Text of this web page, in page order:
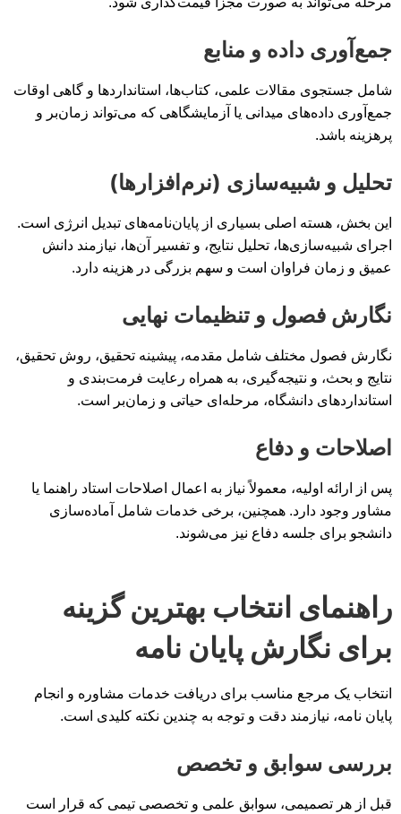
جمع‌آوری داده و منابع
شامل جستجوی مقالات علمی، کتاب‌ها، استانداردها و گاهی اوقات
جمع‌آوری داده‌های میدانی یا آزمایشگاهی که می‌تواند زمان‌بر و
پرهزینه باشد.
تحلیل و شبیه‌سازی (نرم‌افزارها)
این بخش، هسته اصلی بسیاری از پایان‌نامه‌های تبدیل انرژی است.
اجرای شبیه‌سازی‌ها، تحلیل نتایج، و تفسیر آن‌ها، نیازمند دانش
عمیق و زمان فراوان است و سهم بزرگی در هزینه دارد.
نگارش فصول و تنظیمات نهایی
نگارش فصول مختلف شامل مقدمه، پیشینه تحقیق، روش تحقیق،
نتایج و بحث، و نتیجه‌گیری، به همراه رعایت فرمت‌بندی و
استانداردهای دانشگاه، مرحله‌ای حیاتی و زمان‌بر است.
اصلاحات و دفاع
پس از ارائه اولیه، معمولاً نیاز به اعمال اصلاحات استاد راهنما یا
مشاور وجود دارد. همچنین، برخی خدمات شامل آماده‌سازی
دانشجو برای جلسه دفاع نیز می‌شوند.
راهنمای انتخاب بهترین گزینه
برای نگارش پایان نامه
انتخاب یک مرجع مناسب برای دریافت خدمات مشاوره و انجام
پایان نامه، نیازمند دقت و توجه به چندین نکته کلیدی است.
بررسی سوابق و تخصص
قبل از هر تصمیمی، سوابق علمی و تخصصی تیمی که قرار است